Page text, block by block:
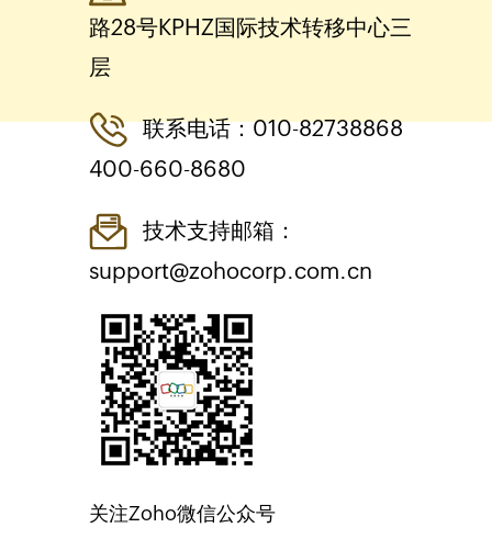
路28号KPHZ国际技术转移中心三
层
联系电话：010-82738868
400-660-8680
技术支持邮箱：
support@zohocorp.com.cn
关注Zoho微信公众号